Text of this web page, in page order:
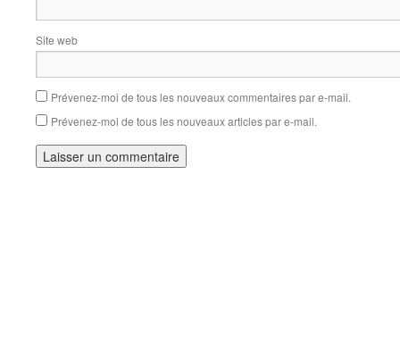
Site web
Prévenez-moi de tous les nouveaux commentaires par e-mail.
Prévenez-moi de tous les nouveaux articles par e-mail.